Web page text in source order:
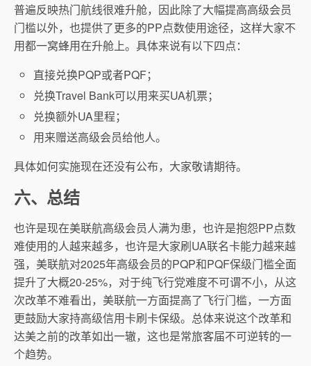
普遍反映热门航线很难升舱，因此除了大幅提高高级会员
门槛以外，也提供了更多的PP点数使用途径，这样大家不
用都一窝蜂用在升舱上。具体来说有以下四点：
直接兑换PQP或者PQF；
兑换Travel Bank可以用来买UA机票；
兑换额外UA里程；
用来赠送高级会员给他人。
具体如何实施现在还没有公布，大家敬请期待。
六、总结
也许是现在美联航高级会员人满为患，也许是抱怨PP点数
难使用的人越来越多，也许是大家刷UA联名卡能力越来越
强，美联航对2025年高级会员的PQP和PQF保级门槛全面
提升了大概20-25%，对于纯飞行党难度不可谓不小，从这
次改革不难看出，美联航一方面提高了飞行门槛，一方面
更鼓励大家持高级信用卡刷卡保级。总体来说这个改革和
达美之前的改革如出一辙，这也是常旅客届不可逆转的一
个趋势。